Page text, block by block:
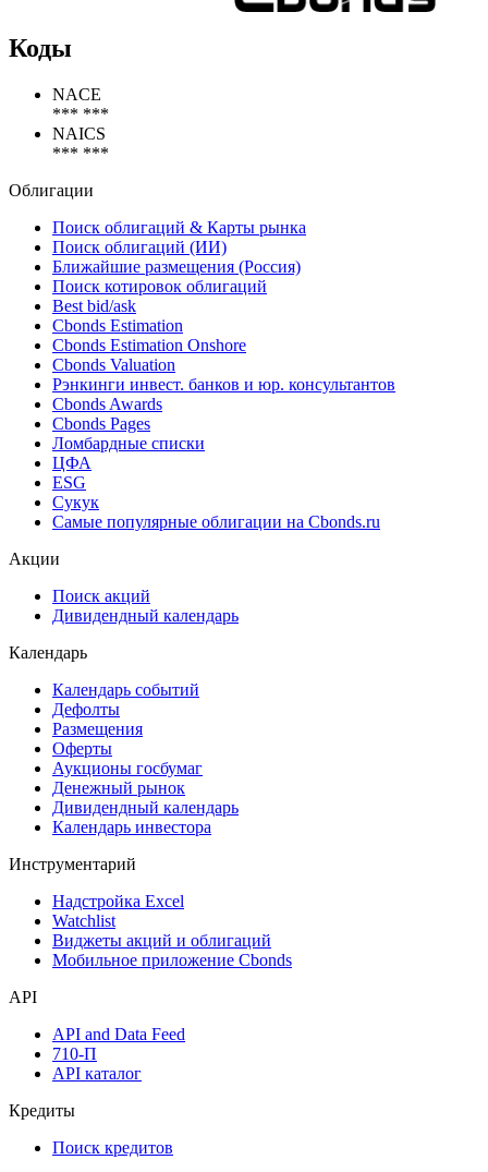
Коды
NACE
*** ***
NAICS
*** ***
Облигации
Поиск облигаций & Карты рынка
Поиск облигаций (ИИ)
Ближайшие размещения (Россия)
Поиск котировок облигаций
Best bid/ask
Cbonds Estimation
Cbonds Estimation Onshore
Cbonds Valuation
Рэнкинги инвест. банков и юр. консультантов
Cbonds Awards
Cbonds Pages
Ломбардные списки
ЦФА
ESG
Сукук
Самые популярные облигации на Cbonds.ru
Акции
Поиск акций
Дивидендный календарь
Календарь
Календарь событий
Дефолты
Размещения
Оферты
Аукционы госбумаг
Денежный рынок
Дивидендный календарь
Календарь инвестора
Инструментарий
Надстройка Excel
Watchlist
Виджеты акций и облигаций
Мобильное приложение Cbonds
API
API and Data Feed
710-П
API каталог
Кредиты
Поиск кредитов